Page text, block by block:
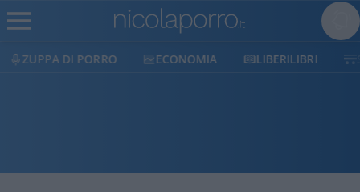
ECONOMIA LIBERILIBRI SHOP